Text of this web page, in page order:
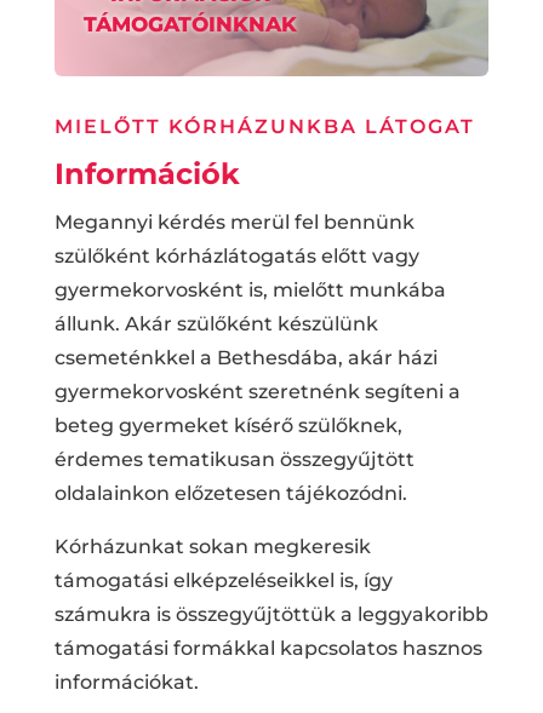
TÁMOGATÓINKNAK
MIELŐTT KÓRHÁZUNKBA LÁTOGAT
Információk
Megannyi kérdés merül fel bennünk
szülőként kórházlátogatás előtt vagy
gyermekorvosként is, mielőtt munkába
állunk. Akár szülőként készülünk
csemeténkkel a Bethesdába, akár házi
gyermekorvosként szeretnénk segíteni a
beteg gyermeket kísérő szülőknek,
érdemes tematikusan összegyűjtött
oldalainkon előzetesen tájékozódni.
Kórházunkat sokan megkeresik
támogatási elképzeléseikkel is, így
számukra is összegyűjtöttük a leggyakoribb
támogatási formákkal kapcsolatos hasznos
információkat.